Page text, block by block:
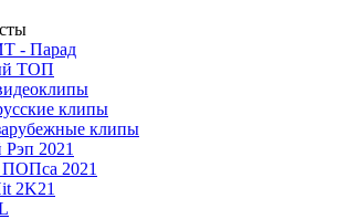
- Парад
ТОП
клипы
клипы
Рэп 2021
ПОПса 2021
2K21